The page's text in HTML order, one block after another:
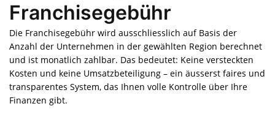
Franchisegebühr
Die Franchisegebühr wird ausschliesslich auf Basis der
Anzahl der Unternehmen in der gewählten Region berechnet
und ist monatlich zahlbar. Das bedeutet: Keine versteckten
Kosten und keine Umsatzbeteiligung – ein äusserst faires und
transparentes System, das Ihnen volle Kontrolle über Ihre
Finanzen gibt.